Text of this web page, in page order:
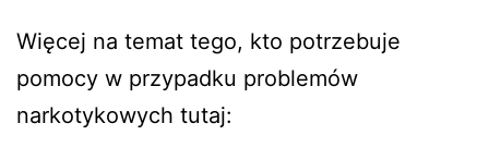
Więcej na temat tego, kto potrzebuje
pomocy w przypadku problemów
narkotykowych tutaj: